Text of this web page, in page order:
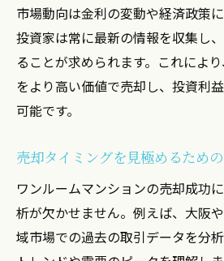
成功例から見る都市別投
失敗を回避するための成
市場動向を反映したワンルー
ポイント
利益を最大化する売却プ
地域ごとの価格変動と投
売却時の交渉ポイントと
市場動向を把握するため
市場動向は金利の変動や経済政策
投資家は常に最新の情報を収集し
ることが求められます。これによ
をより高い価値で売却し、投資利
可能です。
売却タイミングを見極めるため
ワンルームマンションの売却成功
析が欠かせません。例えば、大阪
域市場での過去の取引データを分